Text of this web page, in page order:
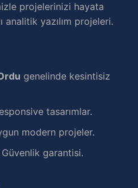
projelerinizi hayata
analitik yazılım projeleri.
genelinde kesintisiz
tasarımlar.
modern projeler.
garantisi.